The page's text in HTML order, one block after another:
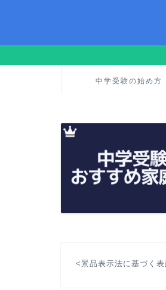
中学受験の始め方
<景品表示法に基づく